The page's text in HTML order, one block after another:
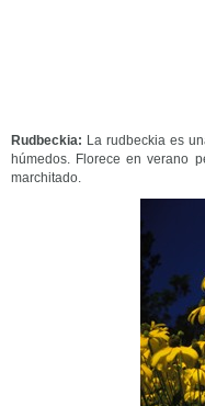
Rudbeckia: La rudbeckia es
húmedos. Florece en verano
marchitado.